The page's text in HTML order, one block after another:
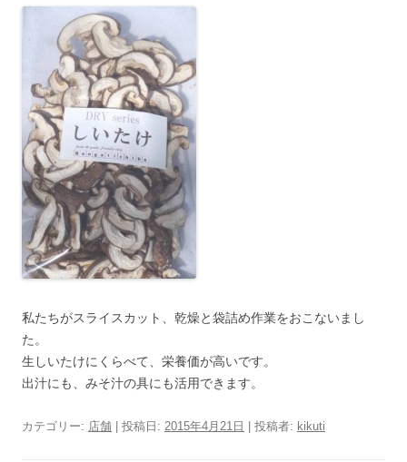
私たちがスライスカット、乾燥と袋詰め作業をおこないまし
た。
生しいたけにくらべて、栄養価が高いです。
出汁にも、みそ汁の具にも活用できます。
カテゴリー: 店舗 | 投稿日: 2015年4月21日 投稿者: kikuti